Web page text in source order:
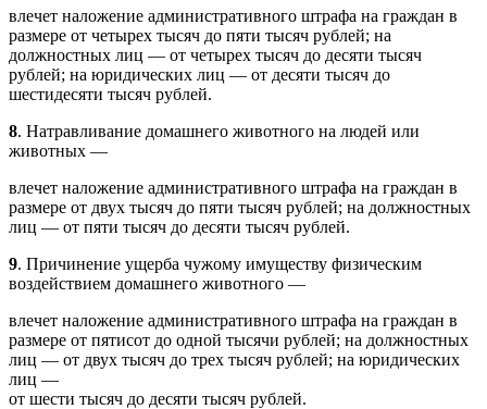
влечет наложение административного штрафа на граждан в
размере от четырех тысяч до пяти тысяч рублей; на
должностных лиц — от четырех тысяч до десяти тысяч
рублей; на юридических лиц — от десяти тысяч до
шестидесяти тысяч рублей.
8. Натравливание домашнего животного на людей или
животных —
влечет наложение административного штрафа на граждан в
размере от двух тысяч до пяти тысяч рублей; на должностных
лиц — от пяти тысяч до десяти тысяч рублей.
9. Причинение ущерба чужому имуществу физическим
воздействием домашнего животного —
влечет наложение административного штрафа на граждан в
размере от пятисот до одной тысячи рублей; на должностных
лиц — от двух тысяч до трех тысяч рублей; на юридических
лиц —
от шести тысяч до десяти тысяч рублей.